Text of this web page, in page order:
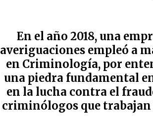
En el año 2018, una
averiguaciones empleó a
en Criminología, por
una piedra fundamental
en la lucha contra el
criminólogos que trabajan